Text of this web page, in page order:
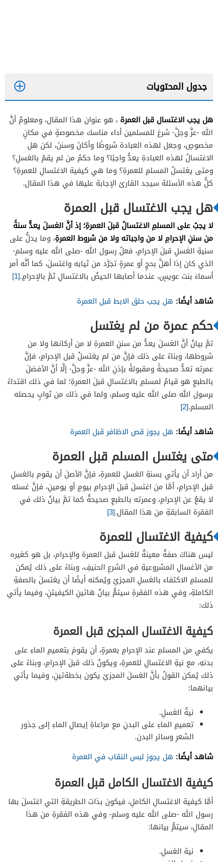
جدول المحتويات
كيفية الاغتسال المجزئ قبل العمرة
هل يجب الاغتسال قبل العمرة ، هو عنوان هذا المقال، ومعلومٌ أنَّ
الله -عزَّ وجلَّ- شرعَ للمسلمين أداء مناسك مخصوصةٍ في مكانٍ
مخصوصٍ، وجعل لهذه العبادة شروطًا وأكانَ وسننَ، لكن هل
الاغتسالُ لهذه العبادةِ يعدُّ واجبًا؟ وما حكمُ من لم يقمْ بالغسلِ؟
ومتى يغتسلُ المسلمِ للعمرةِ؟ وما هي كيفية الاغتسالِ للعمرةِ؟
كلُّ هذه الأسئلة سيجد القارئ الإجابة عليها في هذا المقال.
هل يجب الاغتسال قبل العمرة
لا يجبُ على المسلمِ الاغتسالُ قبلَ العمرةِ؛ إذ أنَّ الغسلَ يعدُّ سنةً
من سننِ الإحرامِ لا من واجباته ولا من شروط العمرةِ، وما يدلُّ على
سنيةِ الغسلِ قبلَ الإحرامِ، فعلُ رسول الله -صلى الله عليه وسلم-
الذي كان إذا أهلَّ بحجٍ أو عمرةٍ تجرَّد من ثيابه واغتسلَ، كما أنَّه أمر
أسماءَ بنت عويسٍ، عندما أصابها الحيضُ بالاغتسالِ ثمَّ بالإحرامِ.[1]
شاهد أيضًا: هل يجب حلق الابط قبل العمرة
حكم عمرة من لم يغتسل
تمَّ بيانُ أنَّ الغسلَ يعدُّ من سننِ العمرةِ لا من أركانها ولا من
شروطها، وبناءً على ذلك فإنَّ من لم يغتسلْ قبل الإحرامِ، فإنَّ
عمرته تعدُّ صحيحةً ومقبولةً بإذنِ الله -عزَّ وجلَّ- إلَّا أنَّ الأفضلَ
بالطبعِ هو قيامُ لمسلمِ بالاغتسالِ قبلَ العمرةِ؛ لما في ذلك اقتداءً
برسول الله صلى الله عليه وسلم، ولما في ذلك من ثوابٍ يحصله
المسلم.[2]
شاهد أيضًا: هل يجوز قص الاظافر قبل العمرة
متى يغتسل المسلم قبل العمرة
من أراد أن يأتي بسنةِ الغسلِ للعمرةِ، فإنَّ الأصلَ أن يقوم بالغسلِ
قبل الإحرامِ، أمَّا من اغتسلَ قبلَ الإحرامِ بيومٍ أو يومينِ، فإنَّ غسله
لا يقعُ عن الإحرامِ، وعمرته بالطبعِ صحيحةٌ كما تمَّ بيانُ ذلك في
الفقرة السابقةِ من هذا المقال.[3]
كيفية الاغتسال للعمرة
ليس هناكَ صفةٌ معينةٌ للغسل قبل العمرة والإحرام، بل هو كغيره
من الأغسالِ المشروعيةِ في الشرعِ الحنيفِ، وبناءً على ذلك يُمكن
للمسلمِ الاكتفاء بالغسلِ المجزئِ ويُمكنه أيضًا أن يغتسلَ بالصفةِ
الكاملةِ، وفي هذه الفقرةِ سيتمُّ بيانُ هاتينِ الكيفيتنِ، وفيما يأتي
ذلك:
كيفية الاغتسال المجزئ قبل العمرة
يكفي من المسلمِ عند الإحرامِ بعمرةٍ، أن يقومَ بتعميمِ الماءِ على
بدنهِ، مع نيةِ الاغتسالِ للعمرةِ، ويكونُ ذلك قبلَ الإحرامِ، وبناءً على
ذلك يُمكن القولُ بأنَّ الغسلَ المجزئِ يكون بخطةتينِ، وفيما يأتي
بيانهما:
نيةُ الغسلِ.
تعميمِ الماءِ على البدنِ مع مراعاةِ إيصالِ الماءِ إلى جذور
الشعرِ وسائر البدن.
شاهد أيضًا: هل يجوز لبس النقاب في العمرة
كيفية الاغتسال الكامل قبل العمرة
أمَّا كيفية الاغتسالِ الكاملِ، فيكون بذات الطريقةِ التي اغتسلَ بها
رسول الله -صلى الله عليه وسلم- وفي هذه الفقرةِ من هذا
المقالِ، سيتمُّ بيانها:
نية الغسلِ.